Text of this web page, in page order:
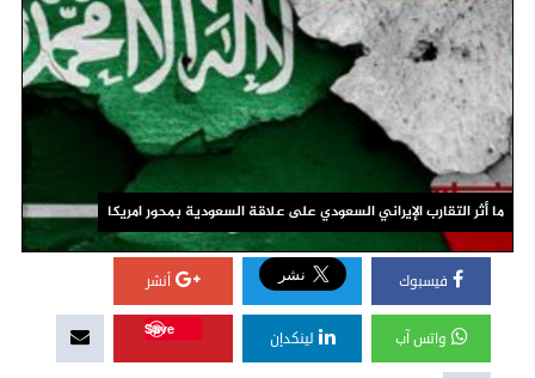
ما أثر التقارب الإيراني السعودي على علاقة السعودية بمحور امريكا
فيسبوك أنشر
واتس آب لينكدإن
Save